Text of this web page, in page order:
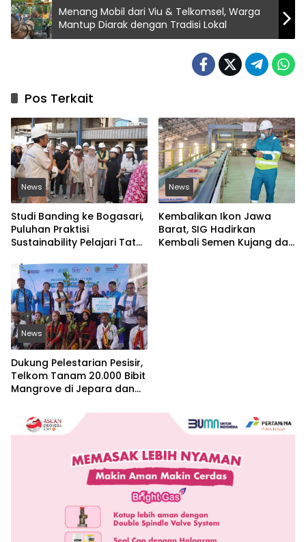
Menang Mobil dari Viu & Telkomsel, Warga
Mantup Diarak dengan Tradisi Lokal
Pos Terkait
News
Studi Banding ke Bogasari,
Puluhan Praktisi
Sustainability Pelajari Tata
Berkelanjutan
News
Kembalikan Ikon Jawa
Barat, SIG Hadirkan
Kembali Semen Kujang dan
News
Dukung Pelestarian Pesisir,
Telkom Tanam 20.000 Bibit
Mangrove di Jepara dan